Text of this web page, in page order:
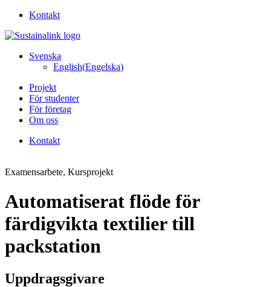
Kontakt
Svenska
English(Engelska)
Projekt
För studenter
För företag
Om oss
Kontakt
Examensarbete, Kursprojekt
Automatiserat flöde för
färdigvikta textilier till
packstation
Uppdragsgivare